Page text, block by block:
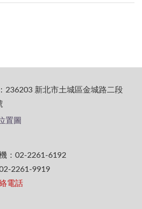
236203 新北市土城區金城路二段
置圖
：02-2261-6192
2261-9919
電話